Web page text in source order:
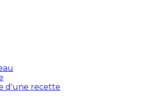
d'une recette